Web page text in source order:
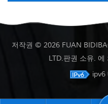
저작권 © 2026 FUAN
LTD.판권 소유. 에
ipv6